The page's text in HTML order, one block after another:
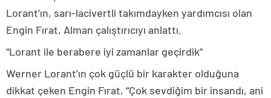
Lorant’ın, sarı-lacivertli takımdayken yardımcısı olan
Engin Fırat, Alman çalıştırıcıyı anlattı.
“Lorant ile berabere iyi zamanlar geçirdik”
Werner Lorant’ın çok güçlü bir karakter olduğuna
dikkat çeken Engin Fırat, “Çok sevdiğim bir insandı, ani